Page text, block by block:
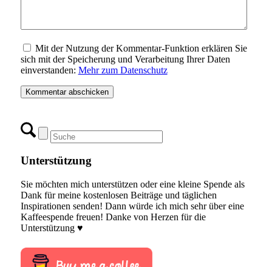
Mit der Nutzung der Kommentar-Funktion erklären Sie
sich mit der Speicherung und Verarbeitung Ihrer Daten
einverstanden: Mehr zum Datenschutz
Unterstützung
Sie möchten mich unterstützen oder eine kleine Spende als
Dank für meine kostenlosen Beiträge und täglichen
Inspirationen senden! Dann würde ich mich sehr über eine
Kaffeespende freuen! Danke von Herzen für die
Unterstützung ♥